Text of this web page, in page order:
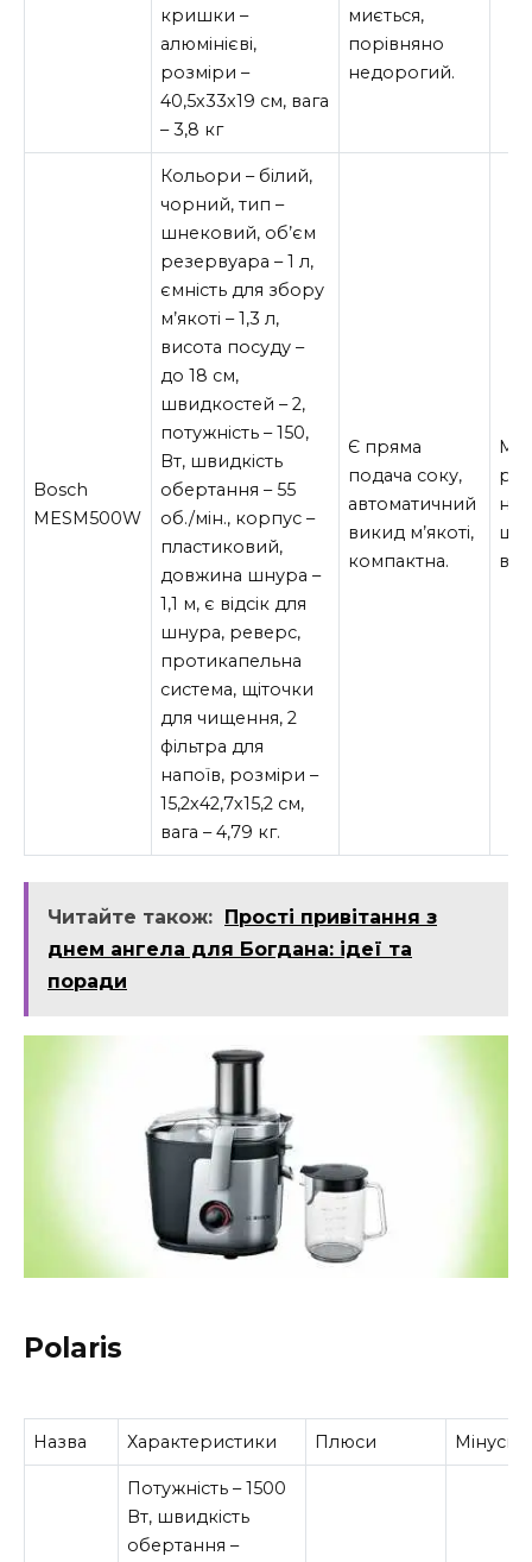
кришки –
алюмінієві,
розміри –
40,5х33х19 см, вага
– 3,8 кг
миється,
порівняно
недорогий.
Bosch
MESM500W
Кольори – білий,
чорний, тип –
шнековий, об’єм
резервуара – 1 л,
ємність для збору
м’якоті – 1,3 л,
висота посуду –
до 18 см,
швидкостей – 2,
потужність – 150,
Вт, швидкість
обертання – 55
об./мін., корпус –
пластиковий,
довжина шнура –
1,1 м, є відсік для
шнура, реверс,
протикапельна
система, щіточки
для чищення, 2
фільтра для
напоїв, розміри –
15,2х42,7х15,2 см,
вага – 4,79 кг.
Є пряма
подача соку,
автоматичний
викид м’якоті,
компактна.
Читайте також: Прості привітання з
днем ангела для Богдана: ідеї та
поради
Polaris
Назва Характеристики Плюси Мінуси
Потужність – 1500
Вт, швидкість
обертання –